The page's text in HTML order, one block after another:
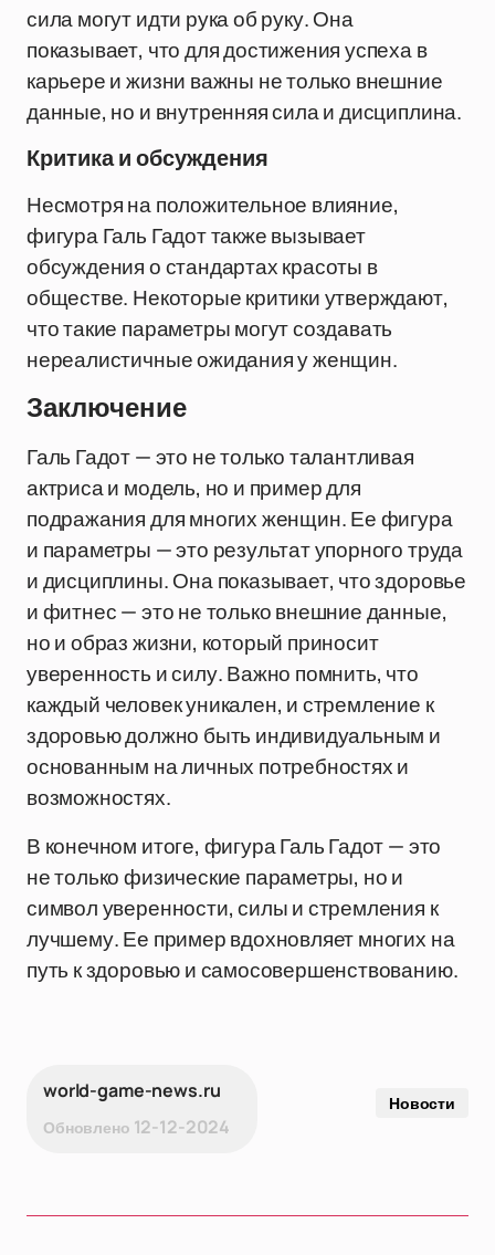
сила могут идти рука об руку. Она
показывает, что для достижения успеха в
карьере и жизни важны не только внешние
данные, но и внутренняя сила и дисциплина.
Критика и обсуждения
Несмотря на положительное влияние,
фигура Галь Гадот также вызывает
обсуждения о стандартах красоты в
обществе. Некоторые критики утверждают,
что такие параметры могут создавать
нереалистичные ожидания у женщин.
Заключение
Галь Гадот — это не только талантливая
актриса и модель, но и пример для
подражания для многих женщин. Ее фигура
и параметры — это результат упорного труда
и дисциплины. Она показывает, что здоровье
и фитнес — это не только внешние данные,
но и образ жизни, который приносит
уверенность и силу. Важно помнить, что
каждый человек уникален, и стремление к
здоровью должно быть индивидуальным и
основанным на личных потребностях и
возможностях.
В конечном итоге, фигура Галь Гадот — это
не только физические параметры, но и
символ уверенности, силы и стремления к
лучшему. Ее пример вдохновляет многих на
путь к здоровью и самосовершенствованию.
world-game-news.ru
Обновлено 12-12-2024
Новости